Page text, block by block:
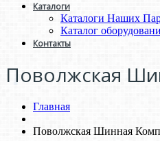
Каталоги
Каталоги Наших
Каталог
Контакты
Поволжская
Главная
Поволжская Шинная